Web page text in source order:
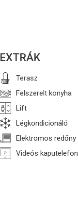
EXTRÁK
Terasz
Felszerelt konyha
Lift
Légkondicionáló
Elektromos redőny
Videós kaputelefon